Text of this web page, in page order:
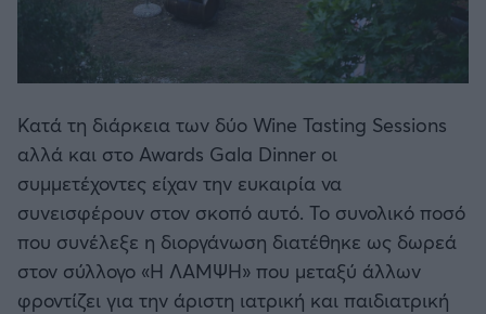
Κατά τη διάρκεια των δύο Wine Tasting Sessions
αλλά και στο Awards Gala Dinner οι
συμμετέχοντες είχαν την ευκαιρία να
συνεισφέρουν στον σκοπό αυτό. Το συνολικό ποσό
που συνέλεξε η διοργάνωση διατέθηκε ως δωρεά
στον σύλλογο «Η ΛΑΜΨΗ» που μεταξύ άλλων
φροντίζει για την άριστη ιατρική και παιδιατρική